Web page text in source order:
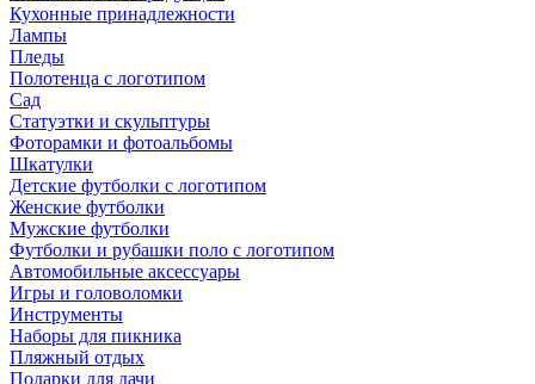
Кухонные принадлежности
Лампы
Пледы
Полотенца с логотипом
Сад
Статуэтки и скульптуры
Фоторамки и фотоальбомы
Шкатулки
Детские футболки с логотипом
Женские футболки
Мужские футболки
Футболки и рубашки поло с логотипом
Автомобильные аксессуары
Игры и головоломки
Инструменты
Наборы для пикника
Пляжный отдых
Подарки для дачи